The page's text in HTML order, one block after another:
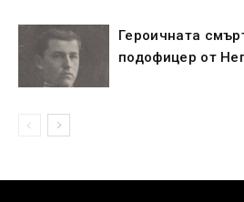
Героичната
подофицер от